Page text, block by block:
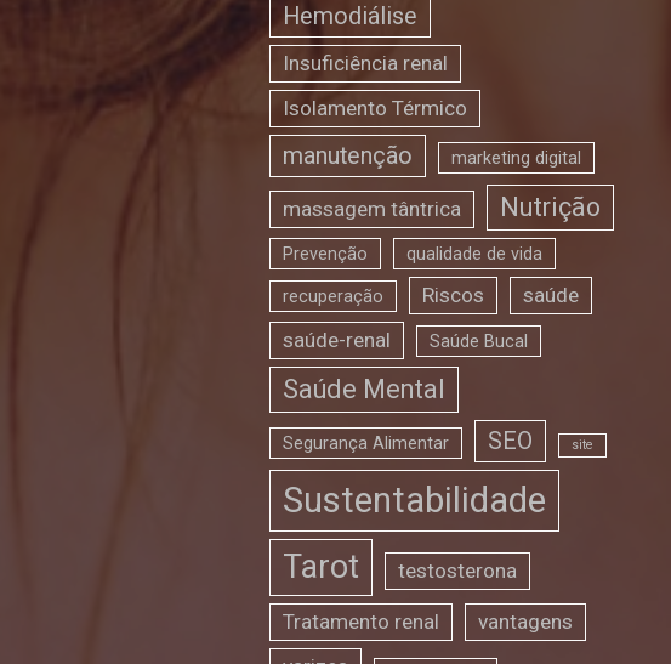
Hemodiálise
Insuficiência renal
Isolamento Térmico
manutenção marketing digital
massagem tântrica Nutrição
Prevenção qualidade de vida
recuperação Riscos
saúde
saúde-renal
Saúde Bucal
Saúde Mental
Segurança Alimentar SEO site
Sustentabilidade
Tarot testosterona
Tratamento renal
vantagens